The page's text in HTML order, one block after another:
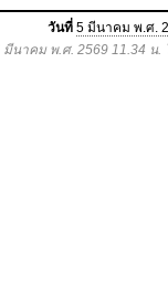
วันที่ 5 มีนาคม พ.ศ.
มีนาคม พ.ศ. 2569 11.34 น.